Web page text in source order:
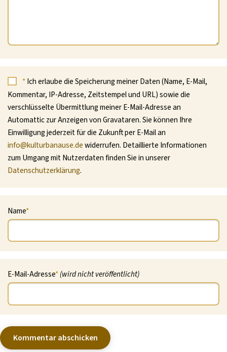
*Ich erlaube die Speicherung meiner Daten (Name, E-Mail,
Kommentar, IP-Adresse, Zeitstempel und URL) sowie die
verschlüsselte Übermittlung meiner E-Mail-Adresse an
Automattic zur Anzeigen von Gravataren. Sie können Ihre
Einwilligung jederzeit für die Zukunft per E-Mail an
info@kulturbanause.dewiderrufen. Detaillierte Informationen
zum Umgang mit Nutzerdaten finden Sie in unserer
Datenschutzerklärung.
Name*
E-Mail-Adresse*(wird nicht veröffentlicht)